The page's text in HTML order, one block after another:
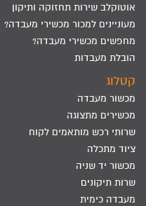
אוטוקלב שירות תחזוקה ותיקון
מעוניינים למכור מכשירי מעבדה?
מחפשים מכשירי מעבדה?
הובלת מעבדות
קטלוג
מכשור מעבדה
מכשירים מתצוגה
שרותי רכש מותאמים לקוח
ציוד מתכלה
מכשור יד שניה
שרות תיקונים
מעבדה כימית